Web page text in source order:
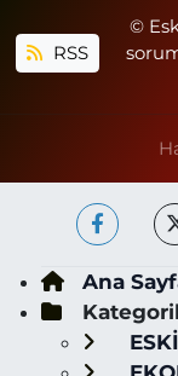
RSS
©
Ana